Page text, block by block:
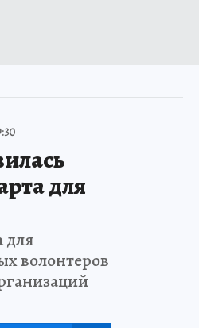
для
для
волонтеров